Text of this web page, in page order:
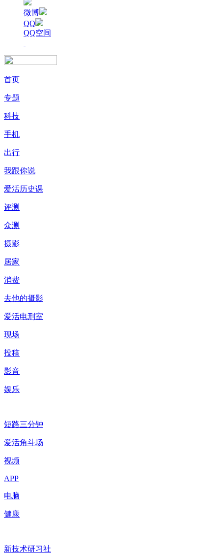
微博
QQ
QQ空间
首页
专题
科技
手机
出行
我跟你说
爱活历史课
评测
众测
摄影
居家
消费
去他的摄影
爱活电刑室
现场
投稿
影音
娱乐
短路三分钟
爱活角斗场
视频
APP
电脑
健康
新技术研习社